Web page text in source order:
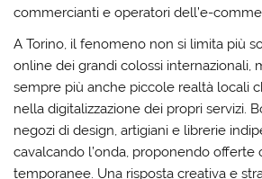
commercianti e operatori dell’e-
A Torino, il fenomeno non si limita più
online dei grandi colossi internazionali,
sempre più anche piccole realtà locali
nella digitalizzazione dei propri servizi.
negozi di design, artigiani e librerie
cavalcando l’onda, proponendo offerte
temporanee. Una risposta creativa e